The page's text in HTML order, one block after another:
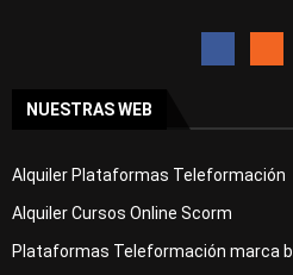
NUESTRAS WEB
Alquiler Plataformas Teleformación
Alquiler Cursos Online Scorm
Plataformas Teleformación marca